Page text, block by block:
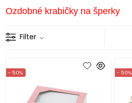
Ozdobné krabičky na šperky
Filter
- 50% - 50%